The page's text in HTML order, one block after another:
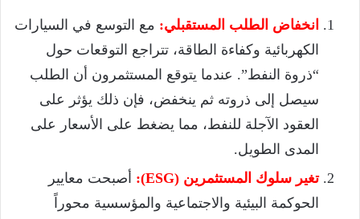
انخفاض الطلب المستقبلي: مع التوسع في السيارات
الكهربائية وكفاءة الطاقة، تتراجع التوقعات حول
“ذروة النفط”. عندما يتوقع المستثمرون أن الطلب
سيصل إلى ذروته ثم ينخفض، فإن ذلك يؤثر على
العقود الآجلة للنفط، مما يضغط على الأسعار على
المدى الطويل.
تغير سلوك المستثمرين (ESG):
أصبحت معايير
الحوكمة البيئية والاجتماعية والمؤسسية محوراً